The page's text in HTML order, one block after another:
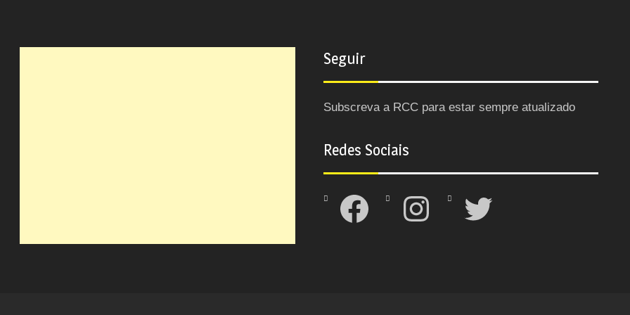
Seguir
Subscreva a RCC para estar sempre atualizado
Redes Sociais
Facebook Instagram Twitter